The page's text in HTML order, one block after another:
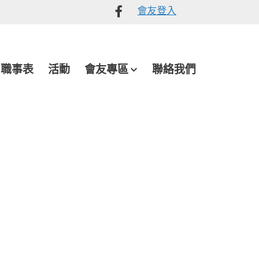
Like會友登入
職事表 活動 會友專區 聯絡我們